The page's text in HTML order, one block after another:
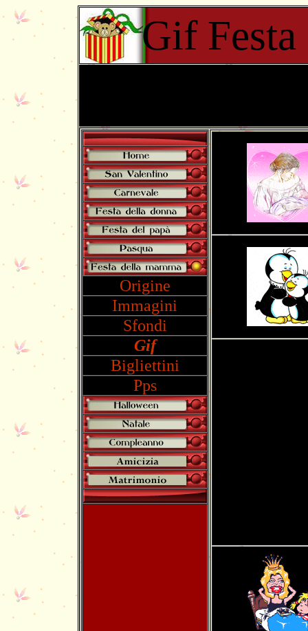
Gif Festa
Origine
Immagini
Sfondi
Gif
Bigliettini
Pps